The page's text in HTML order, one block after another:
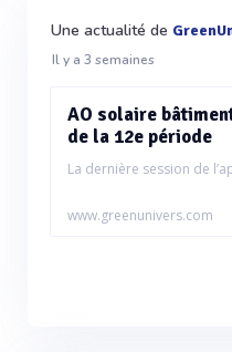
Une actualité de
Il y a 3 semaines
AO solaire
de la 12e période
La dernière session de
www.greenunivers.com